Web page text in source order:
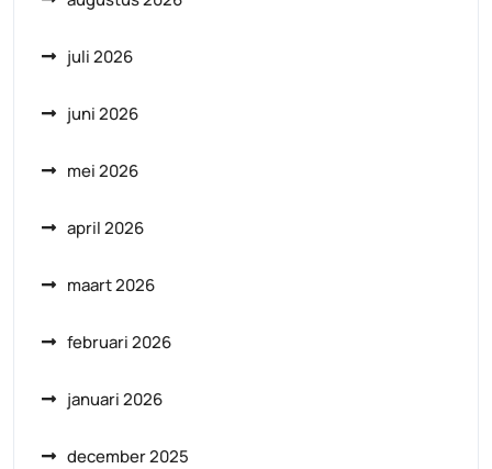
juli 2026
juni 2026
mei 2026
april 2026
maart 2026
februari 2026
januari 2026
december 2025